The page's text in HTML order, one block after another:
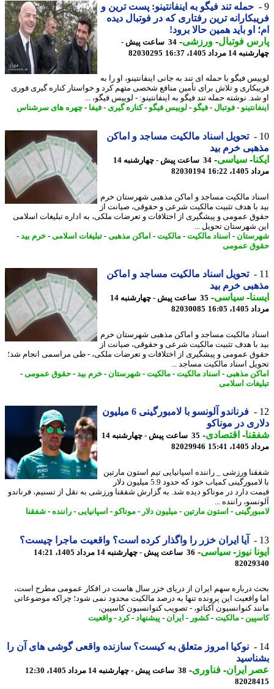
حمله تند فیگو به اینفانتینو: پست ترین و
ترین رفتاری که در فوتبال دیده
او باید همین حالا برود!
فوتبال-ورزشی-
34 ساعت پیش -
مرداد 1405، 16:37
82030295
فیگو با حمله ای تند به جانی اینفانتینو، او را به
و تلاش برای تأمین منافع شخصی متهم کرد و خواستار کناره گیری فوری
نوشته حمله تند فیگو به اینفانتینو: - لوییس فیگو، ...
-فوتبال-فیگو -لوییس فیگو -کناره گیری- فیفا -چهره های سرشناس
تحویل اسناد مالکیت مساجد و اماکن
خرم بید
-سیاسی-
34 ساعت پیش - چهارشنبه 14
16:22
82030194
مالکیت مساجد و اماکن مذهبی شهرستان خرم
با هدف تثبیت مالکیت شرعی و حقوقی، صیانت از
عمومی و پیشگیری از اختلافات و تعرضات ملکی، به اداره تبلیغات اسلامی
شهرستان تحویل ...
-اسناد مالکیت-مالکیت-اماکن مذهبی-تبلیغات اسلامی-خرم بید-
عمومی
تحویل اسناد مالکیت مساجد و اماکن
خرم بید
-سیاسی-
35 ساعت پیش - چهارشنبه 14
16:05
82030085
مالکیت مساجد و اماکن مذهبی شهرستان خرم
با هدف تثبیت مالکیت شرعی و حقوقی، صیانت از
عمومی و پیشگیری از اختلافات و تعرضات ملکی، - طی مراسمی انجام شد؛
اسناد مالکیت مساجد ...
مذهبی-اسناد مالکیت-مالکیت-شهرستان-خرم بید- حقوق عمومی-
اسلامی
فرناندو آلونسو با لامبورگینی 6 میلیون
در موناکو
-اقتصادی-
35 ساعت پیش - چهارشنبه 14
15:41
82029946
ورزشی _ راننده اسپانیایی تیم استون مارتین
با لامبورگینی کمیاب خود که حدود 5.9 میلیون دلار
دارد در موناکو دیده شد. به گزارش شفقنا ورزشی به نقل از تسنیم، فرناندو
راننده ...
-استون مارتین-میلیون دلار-موناکو-اسپانیایی-راننده -شفقنا
آیا ایران خزر را واگذار کرده است؟ واقعیت ماجرا چیست؟
نیوز-سیاسی-36 ساعت پیش - چهارشنبه 14 مرداد 1405، 14:21
درباره سهم ایران از دریای خزر سال هاست در افکار عمومی مطرح است،
واقعیت این پرونده تنها به درصد مالکیت محدود نمی شود؛ چراکه موضوعاتی
کنوانسیون آکتائو، - تصویب کنوانسیون کاسپین،
-مالکیت-کشور-ایران - پیشنهاد-کرد-واقعیت
نوکیا امروز متعلق به کیست؟ سازنده واقعی گوشی های آن را
ایران- فناوری- 38 ساعت پیش - چهارشنبه 14 مرداد 1405، 12:30